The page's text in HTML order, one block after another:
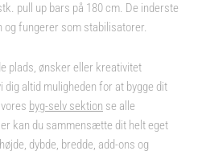
pull up bars på 180 cm. De inderste
fungerer som stabilisatorer.
plads, ønsker eller kreativitet
altid muligheden for at bygge dit
byg-selv sektion se alle
kan du sammensætte dit helt eget
dybde, bredde, add-ons og